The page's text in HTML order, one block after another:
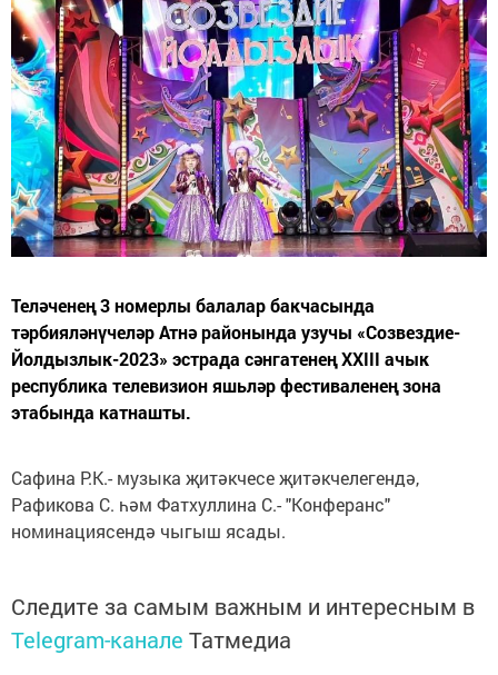
Теләченең 3 номерлы балалар бакчасында
тәрбияләнүчеләр Атнә районында узучы «Созвездие-
Йолдызлык-2023» эстрада сәнгатенең XXIII ачык
республика телевизион яшьләр фестиваленең зона
этабында катнашты.
Сафина Р.К.- музыка җитәкчесе җитәкчелегендә,
Рафикова С. һәм Фатхуллина С.- "Конферанс"
номинациясендә чыгыш ясады.
Следите за самым важным и интересным в
Telegram-канале Татмедиа